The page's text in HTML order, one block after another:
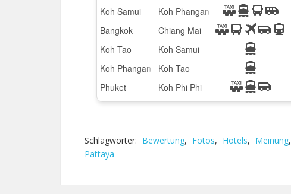
Schlagwörter: Bewertung, Fotos, Hotels, Meinung,
Pattaya